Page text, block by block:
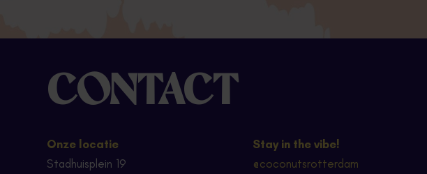
CONTACT
Onze locatie
Stadhuisplein 19
Stay in the vibe!
@coconutsrotterdam